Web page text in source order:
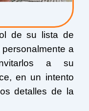
de su lista de
a
a su
en un intento
detalles de la